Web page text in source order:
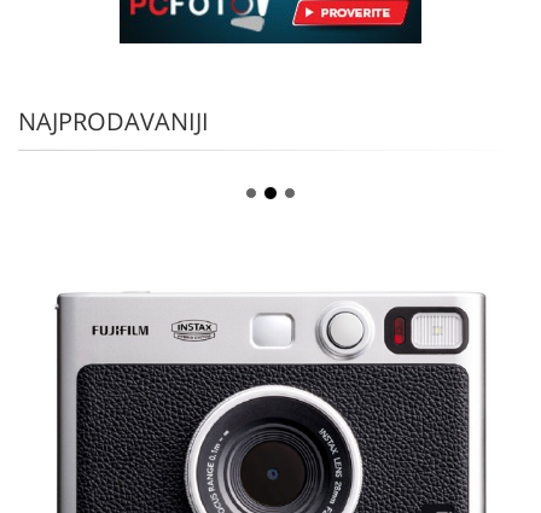
NAJPRODAVANIJI